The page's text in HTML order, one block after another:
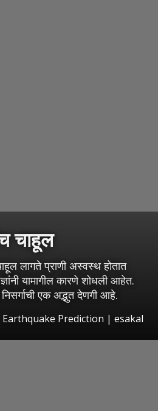
चाहूल
लागते प्राणी अस्वस्थ होतात
यामागील कारणे शोधली आहेत.
एक अद्भुत देणगी आहे.
Earthquake Prediction | esakal